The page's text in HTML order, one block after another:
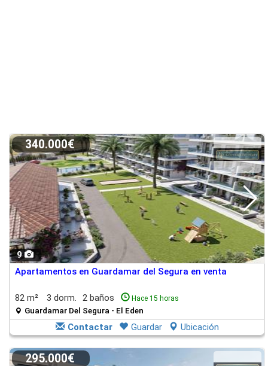
9
340.000€
Apartamentos en Guardamar del Segura en venta
82 m² 3 dorm. 2 baños Hace 15 horas
Guardamar Del Segura - El Eden
Contactar Guardar Ubicación
295.000€